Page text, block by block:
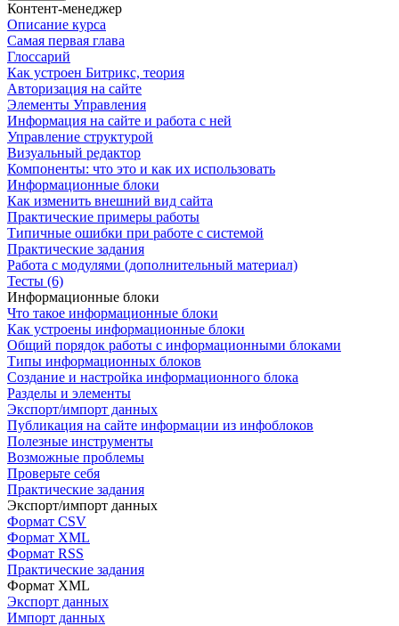
Контент-менеджер
Описание курса
Самая первая глава
Глоссарий
Как устроен Битрикс, теория
Авторизация на сайте
Элементы Управления
Информация на сайте и работа с ней
Управление структурой
Визуальный редактор
Компоненты: что это и как их использовать
Информационные блоки
Как изменить внешний вид сайта
Практические примеры работы
Типичные ошибки при работе с системой
Практические задания
Работа с модулями (дополнительный материал)
Тесты (6)
Информационные блоки
Что такое информационные блоки
Как устроены информационные блоки
Общий порядок работы с информационными блоками
Типы информационных блоков
Создание и настройка информационного блока
Разделы и элементы
Экспорт/импорт данных
Публикация на сайте информации из инфоблоков
Полезные инструменты
Возможные проблемы
Проверьте себя
Практические задания
Экспорт/импорт данных
Формат CSV
Формат XML
Формат RSS
Практические задания
Формат XML
Экспорт данных
Импорт данных